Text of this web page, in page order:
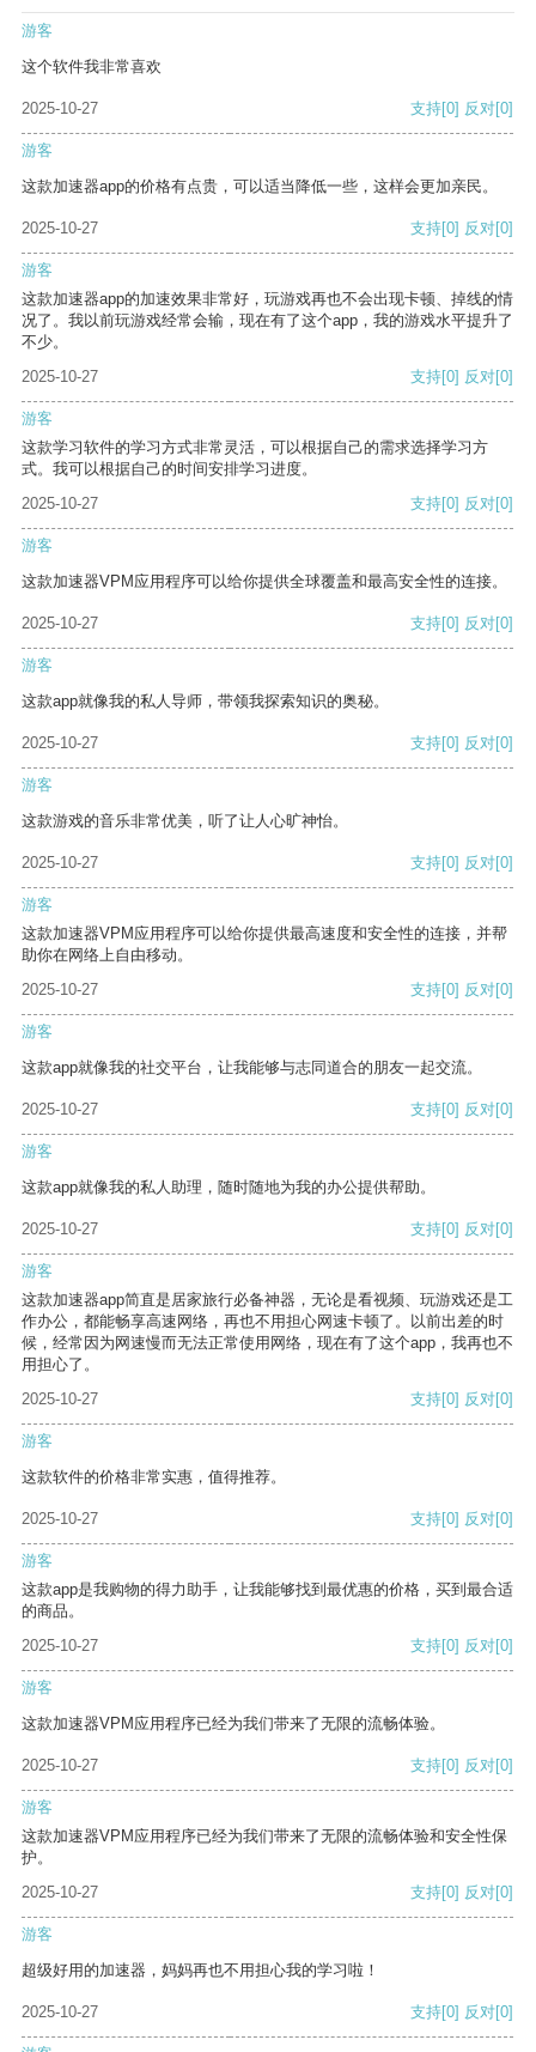
游客
这个软件我非常喜欢
2025-10-27 支持[0] 反对[0]
游客
这款加速器app的价格有点贵，可以适当降低一些，这样会更加亲民。
2025-10-27 支持[0] 反对[0]
游客
这款加速器app的加速效果非常好，玩游戏再也不会出现卡顿、掉线的情
况了。我以前玩游戏经常会输，现在有了这个app，我的游戏水平提升了
不少。
2025-10-27
支持[0] 反对[0]
游客
这款学习软件的学习方式非常灵活，可以根据自己的需求选择学习方
式。我可以根据自己的时间安排学习进度。
2025-10-27
支持[0] 反对[0]
游客
这款加速器VPM应用程序可以给你提供全球覆盖和最高安全性的连接。
2025-10-27 支持[0] 反对[0]
游客
这款app就像我的私人导师，带领我探索知识的奥秘。
2025-10-27 支持[0] 反对[0]
游客
这款游戏的音乐非常优美，听了让人心旷神怡。
2025-10-27 支持[0] 反对[0]
游客
这款加速器VPM应用程序可以给你提供最高速度和安全性的连接，并帮
助你在网络上自由移动。
2025-10-27
支持[0] 反对[0]
游客
这款app就像我的社交平台，让我能够与志同道合的朋友一起交流。
2025-10-27 支持[0] 反对[0]
游客
这款app就像我的私人助理，随时随地为我的办公提供帮助。
2025-10-27 支持[0] 反对[0]
游客
这款加速器app简直是居家旅行必备神器，无论是看视频、玩游戏还是工
作办公，都能畅享高速网络，再也不用担心网速卡顿了。以前出差的时
候，经常因为网速慢而无法正常使用网络，现在有了这个app，我再也不
用担心了。
2025-10-27
支持[0] 反对[0]
游客
这款软件的价格非常实惠，值得推荐。
2025-10-27 支持[0] 反对[0]
游客
这款app是我购物的得力助手，让我能够找到最优惠的价格，买到最合适
的商品。
2025-10-27
支持[0] 反对[0]
游客
这款加速器VPM应用程序已经为我们带来了无限的流畅体验。
2025-10-27 支持[0] 反对[0]
游客
这款加速器VPM应用程序已经为我们带来了无限的流畅体验和安全性保
护。
2025-10-27
支持[0] 反对[0]
游客
超级好用的加速器，妈妈再也不用担心我的学习啦！
2025-10-27 支持[0] 反对[0]